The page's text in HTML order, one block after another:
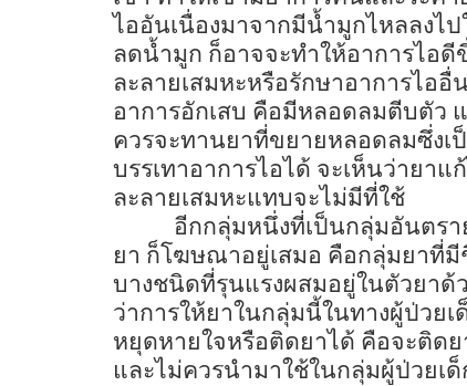
ไออันเนื่องมาจากมีน้ำมูกไหลลงไ
ลดน้ำมูก ก็อาจจะทำให้อาการไอ
ละลายเสมหะหรือรักษาอาการไอ
อาการอักเสบ คือมีหลอดลมตีบตัว
ควรจะทานยาที่ขยายหลอดลมซึ่งเ
บรรเทาอาการไอได้ จะเห็นว่ายา
ละลายเสมหะแทบจะไม่มีที่ใช้
อีกกลุ่มหนึ่งที่เป็นกลุ่มอันตร
ยา ก็โฆษณาอยู่เสมอ คือกลุ่มยาที่
บางชนิดที่รุนแรงผสมอยู่ในตัวยาด้
ว่าการให้ยาในกลุ่มนี้ในทางผู้ป่วย
หยุดหายใจหรือติดยาได้ คือจะติด
และไม่ควรนำมาใช้ในกลุ่มผู้ป่วยเด็